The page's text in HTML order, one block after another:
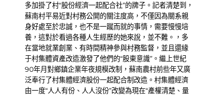
多加掛了村“股份經濟一起配合社”的牌子。記者清楚到，
蘇南村平易近對村務公開的關注度高，不僅因為關系親
身好處至於忠誠，也不是一蹴而就的事情，需要慢慢培
養，這對於看過各種人生經歷的她來說，並不難。，多
在當地就業創業、有時間精神參與村務監督，並且還緣
于村集體資產改造激發了他們的“股東意識”。繼上世紀
90年月對鄉鎮企業年夜規模改制，蘇南農村前些年又廣
泛奉行了村集體經濟股份一起配合制改造。村集體經濟
由一度“人人有份、人人沒份”改變為現在“產權清楚、量